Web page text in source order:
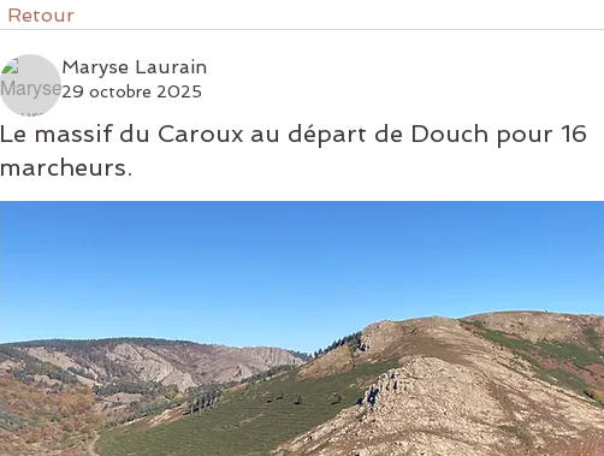
Retour
Maryse Laurain
29 octobre 2025
Le massif du Caroux au départ de Douch pour 16
marcheurs.